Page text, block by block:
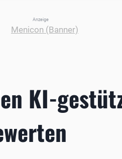
Anzeige
KI-